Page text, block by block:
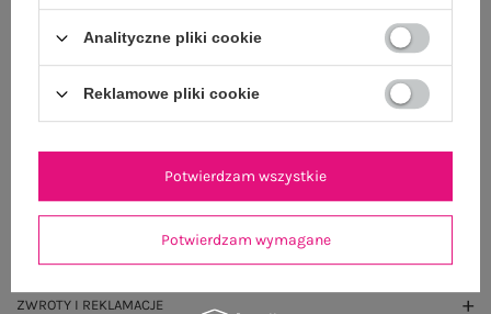
OPIS PRODUKTU
GŁÓWNE PARAMETRY
OPINIE O PRODUKCIE (0)
ZWROTY I REKLAMACJE
Analityczne pliki cookie
Reklamowe pliki cookie
Potwierdzam wymagane
Potwierdzam wszystkie